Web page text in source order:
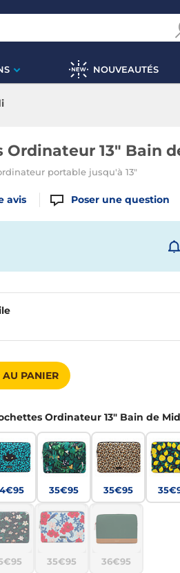
NOUVEAUTÉS
Ordinateur 13" Bain
portable jusqu'à 13"
avis Poser une question
PANIER
Ordinateur 13" Bain de
35€95 35€95
35€95 36€95